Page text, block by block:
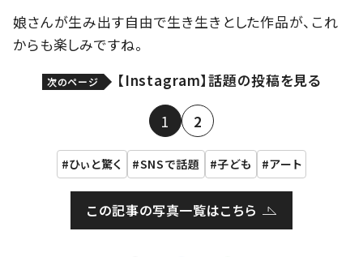
娘さんが生み出す自由で生き生きとした作品が、これ
からも楽しみですね。
次のページ 【Instagram】話題の投稿を見る
1 2
ひぃと驚く SNSで話題 子ども アート
この記事の写真一覧はこちら